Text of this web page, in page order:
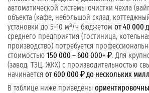
автоматической системы очистки чехла
объекта (кафе, небольшой склад,
установки до 5–10 м³/ч бюджетом от 40 000
среднего предприятия (гостиница,
производство) потребуется
стоимостью 150 000 – 600 000+ ₽ . Для
(завод, ТЭЦ, ЖКХ) с производительностью
начинается от 600 000 ₽ до нескольких
В таблице ниже приведены